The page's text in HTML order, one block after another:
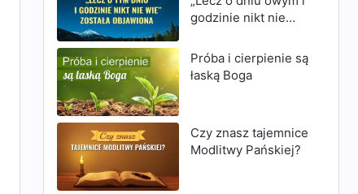
fałszywych
Chrystusów
godzinie nikt nie
objawiona
Próba i cierpienie są
łaską Boga
Czy znasz tajemnice
Modlitwy Pańskiej?